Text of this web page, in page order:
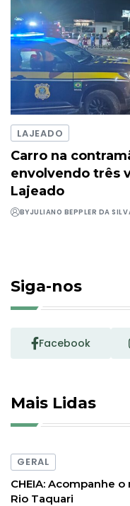
LAJEADO
Carro na
envolvendo três
Lajeado
BYJULIANO BEPPLER DA
Siga-nos
Facebook
Mais Lidas
GERAL
CHEIA: Acompanhe
Rio Taquari